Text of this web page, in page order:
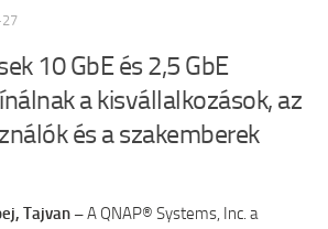
10 GbE és 2,5 GbE
a kisvállalkozások, az
és a szakemberek
Tajvan –A QNAP® Systems, Inc. a